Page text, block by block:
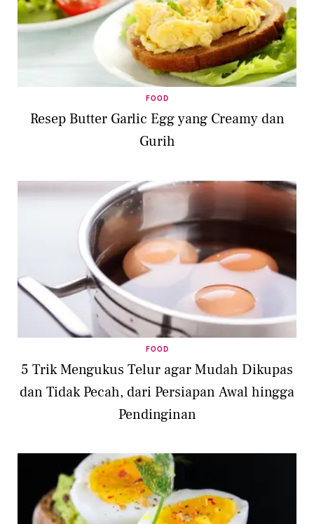
FOOD
Resep Butter Garlic Egg yang Creamy dan
Gurih
FOOD
5 Trik Mengukus Telur agar Mudah Dikupas
dan Tidak Pecah, dari Persiapan Awal hingga
Pendinginan